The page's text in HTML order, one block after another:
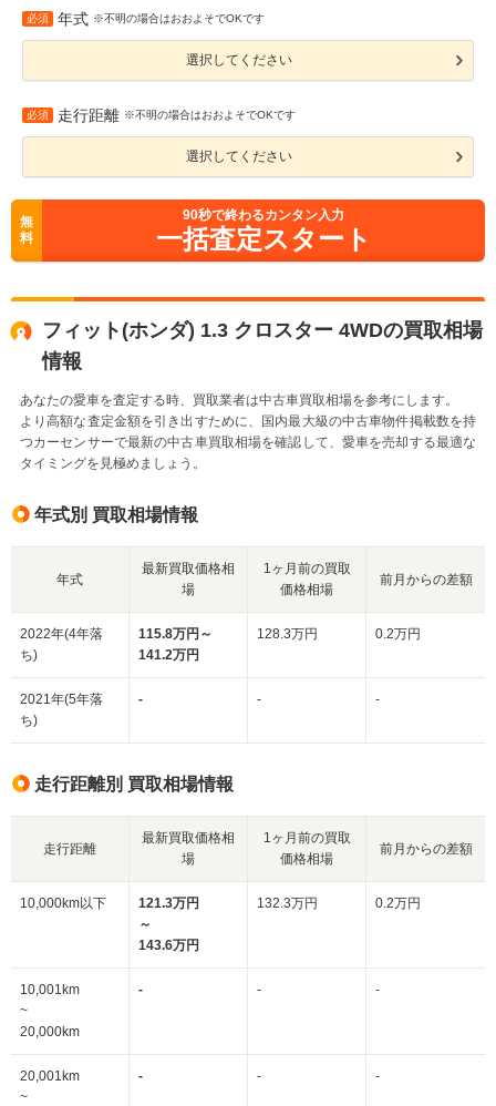
必須 年式 ※不明の場合はおおよそでOKです
選択してください
必須 走行距離 ※不明の場合はおおよそでOKです
選択してください
無
料
90秒で終わるカンタン入力
一括査定スタート
フィット(ホンダ) 1.3 クロスター 4WDの買取相場
情報
あなたの愛車を査定する時、買取業者は中古車買取相場を参考にします。
より高額な査定金額を引き出すために、国内最大級の中古車物件掲載数を持
つカーセンサーで最新の中古車買取相場を確認して、愛車を売却する最適な
タイミングを見極めましょう。
年式別 買取相場情報
年式
最新買取価格相
場
1ヶ月前の買取
価格相場
前月からの差額
2022年(4年落
ち)
115.8万円～
141.2万円
128.3万円 0.2万円
2021年(5年落
ち)
- - -
走行距離別 買取相場情報
走行距離
最新買取価格相
場
1ヶ月前の買取
価格相場
前月からの差額
10,000km以下
121.3万円
～
143.6万円
132.3万円 0.2万円
10,001km
~
20,000km
- - -
20,001km
~
- - -